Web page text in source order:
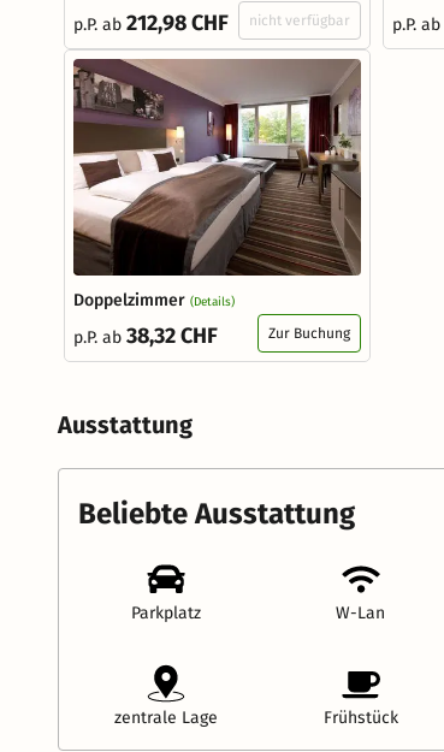
p.P. ab 212,98 CHF nicht verfügbar p.P. ab
Doppelzimmer (Details)
p.P. ab 38,32 CHF Zur Buchung
Ausstattung
Beliebte Ausstattung
Parkplatz W-Lan
zentrale Lage Frühstück